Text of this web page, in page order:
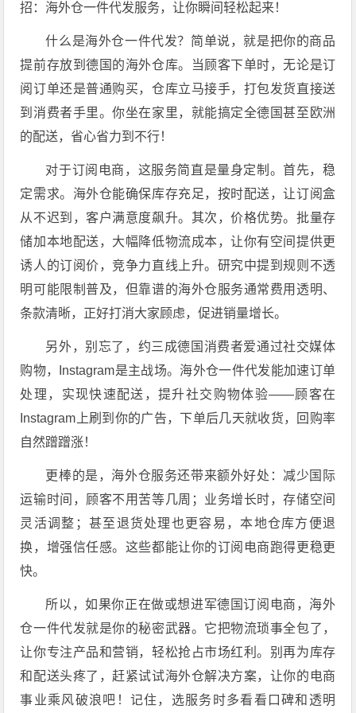
招：海外仓一件代发服务，让你瞬间轻松起来！
什么是海外仓一件代发？简单说，就是把你的商品
提前存放到德国的海外仓库。当顾客下单时，无论是订
阅订单还是普通购买，仓库立马接手，打包发货直接送
到消费者手里。你坐在家里，就能搞定全德国甚至欧洲
的配送，省心省力到不行！
对于订阅电商，这服务简直是量身定制。首先，稳
定需求。海外仓能确保库存充足，按时配送，让订阅盒
从不迟到，客户满意度飙升。其次，价格优势。批量存
储加本地配送，大幅降低物流成本，让你有空间提供更
诱人的订阅价，竞争力直线上升。研究中提到规则不透
明可能限制普及，但靠谱的海外仓服务通常费用透明、
条款清晰，正好打消大家顾虑，促进销量增长。
另外，别忘了，约三成德国消费者爱通过社交媒体
购物，Instagram是主战场。海外仓一件代发能加速订单
处理，实现快速配送，提升社交购物体验——顾客在
Instagram上刷到你的广告，下单后几天就收货，回购率
自然蹭蹭涨！
更棒的是，海外仓服务还带来额外好处：减少国际
运输时间，顾客不用苦等几周；业务增长时，存储空间
灵活调整；甚至退货处理也更容易，本地仓库方便退
换，增强信任感。这些都能让你的订阅电商跑得更稳更
快。
所以，如果你正在做或想进军德国订阅电商，海外
仓一件代发就是你的秘密武器。它把物流琐事全包了，
让你专注产品和营销，轻松抢占市场红利。别再为库存
和配送头疼了，赶紧试试海外仓解决方案，让你的电商
事业乘风破浪吧！记住，选服务时多看看口碑和透明